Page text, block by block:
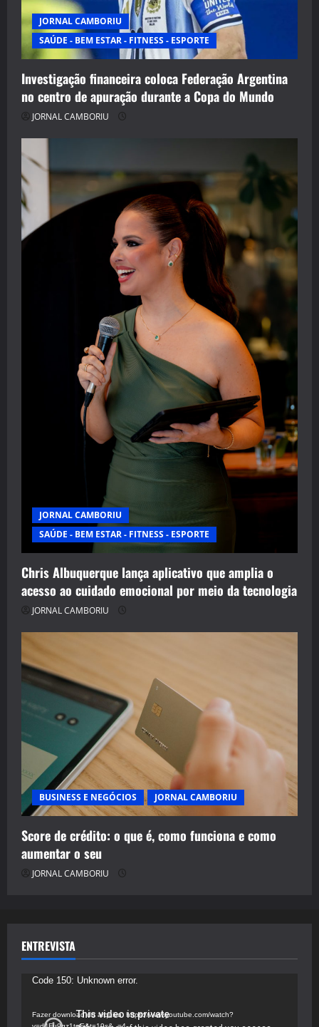
JORNAL CAMBORIU
SAÚDE - BEM ESTAR - FITNESS - ESPORTE
Investigação financeira coloca Federação Argentina
no centro de apuração durante a Copa do Mundo
JORNAL CAMBORIU
JORNAL CAMBORIU
SAÚDE - BEM ESTAR - FITNESS - ESPORTE
Chris Albuquerque lança aplicativo que amplia o
acesso ao cuidado emocional por meio da tecnologia
JORNAL CAMBORIU
BUSINESS E NEGÓCIOS JORNAL CAMBORIU
Score de crédito: o que é, como funciona e como
aumentar o seu
JORNAL CAMBORIU
ENTREVISTA
Tocador
vídeo
Code 150: Unknown error.
Fazer download do arquivo: https://www.youtube.com/watch?